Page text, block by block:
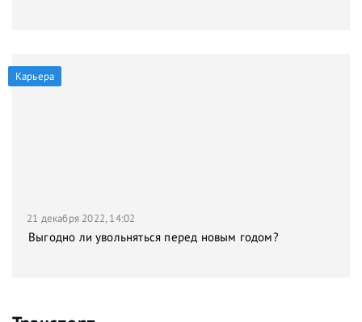
Карьера
21 декабря 2022, 14:02
Выгодно ли увольняться перед новым годом?